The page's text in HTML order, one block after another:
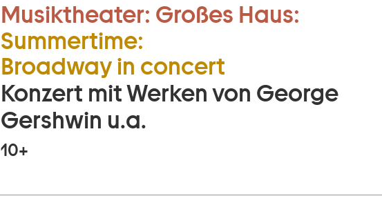
Musiktheater: Großes Haus:
Summertime:
Broadway in concert
Konzert mit Werken von George
Gershwin u.a.
10+